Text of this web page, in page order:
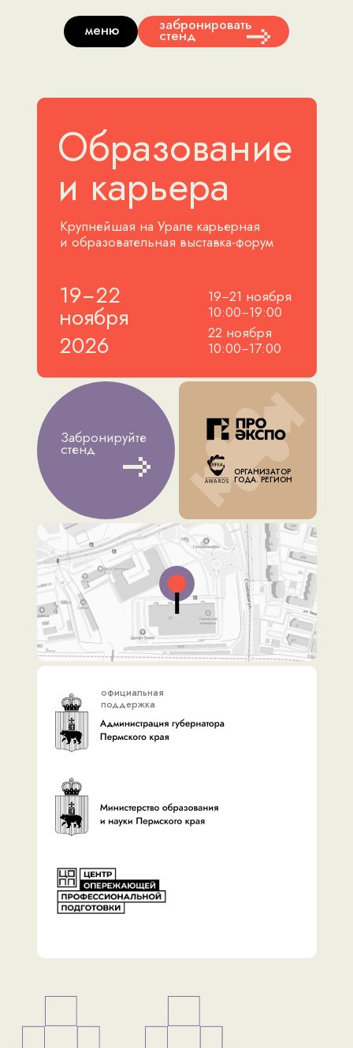
меню забронировать
стенд
официальная
поддержка
Образование
и карьера
Крупнейшая на Урале карьерная
и образовательная выставка-форум
19−22
ноября
2026
19−21 ноября
10:00−19:00
22 ноября
10:00−17:00
Забронируйте
стенд
ОРГАНИЗАТОР
ГОДА. РЕГИОН